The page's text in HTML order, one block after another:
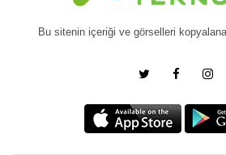
Bu sitenin içeriği ve görselleri